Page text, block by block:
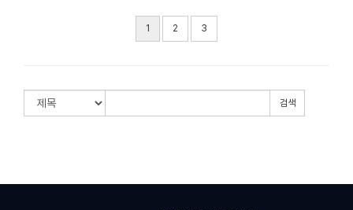
1 2 3
검색